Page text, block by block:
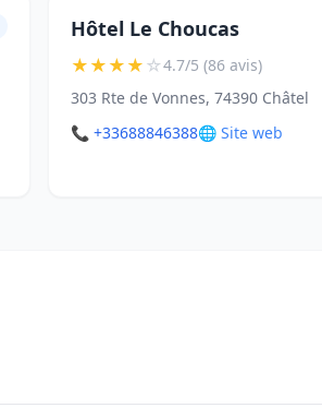
Hôtel Le Choucas
★★★★☆4.7/5 (86 avis)
303 Rte de Vonnes, 74390 Châtel
📞 +33688846388🌐 Site web